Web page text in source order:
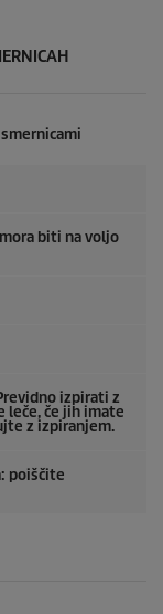
biti na voljo
izpirati z
če jih imate
z izpiranjem.
poiščite